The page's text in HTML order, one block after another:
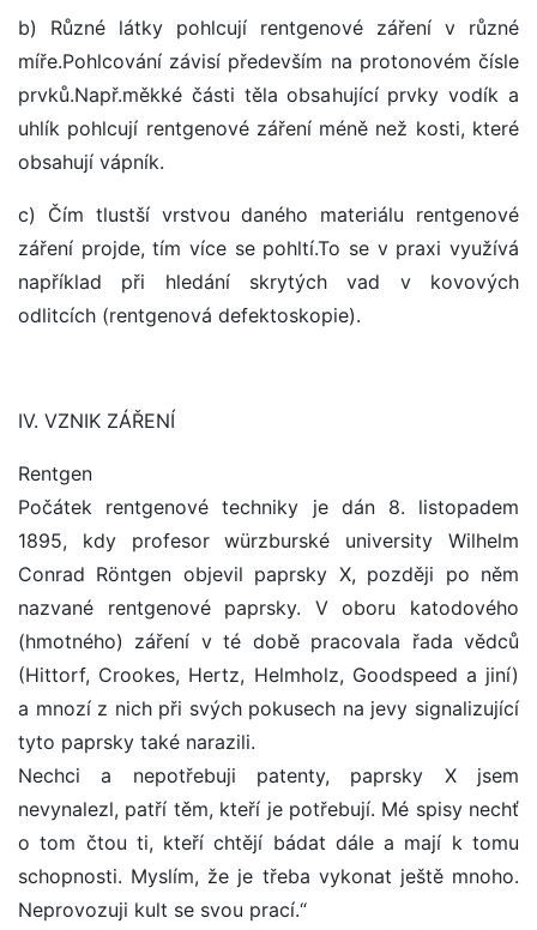
b) Různé látky pohlcují rentgenové záření v různé
míře.Pohlcování závisí především na protonovém čísle
prvků.Např.měkké části těla obsahující prvky vodík a
uhlík pohlcují rentgenové záření méně než kosti, které
obsahují vápník.
c) Čím tlustší vrstvou daného materiálu rentgenové
záření projde, tím více se pohltí.To se v praxi využívá
například při hledání skrytých vad v kovových
odlitcích (rentgenová defektoskopie).
IV. VZNIK ZÁŘENÍ
Rentgen
Počátek rentgenové techniky je dán 8. listopadem
1895, kdy profesor würzburské university Wilhelm
Conrad Röntgen objevil paprsky X, později po něm
nazvané rentgenové paprsky. V oboru katodového
(hmotného) záření v té době pracovala řada vědců
(Hittorf, Crookes, Hertz, Helmholz, Goodspeed a jiní)
a mnozí z nich při svých pokusech na jevy signalizující
tyto paprsky také narazili.
Nechci a nepotřebuji patenty, paprsky X jsem
nevynalezl, patří těm, kteří je potřebují. Mé spisy nechť
o tom čtou ti, kteří chtějí bádat dále a mají k tomu
schopnosti. Myslím, že je třeba vykonat ještě mnoho.
Neprovozuji kult se svou prací.“